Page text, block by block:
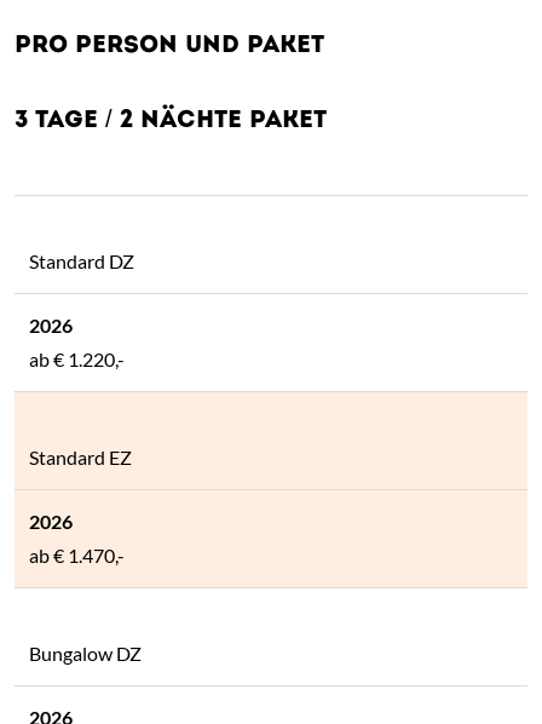
PRO PERSON UND PAKET
3 TAGE / 2 NÄCHTE PAKET
Standard DZ
ab€ 1.220,-
Standard EZ
ab€ 1.470,-
Bungalow DZ